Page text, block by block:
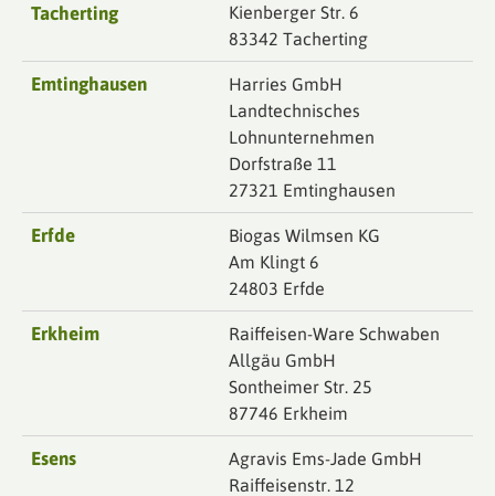
Tacherting
Kienberger Str. 6
83342 Tacherting
Emtinghausen
Harries GmbH
Landtechnisches
Lohnunternehmen
Dorfstraße 11
27321 Emtinghausen
Erfde
Biogas Wilmsen KG
Am Klingt 6
24803 Erfde
Erkheim
Raiffeisen-Ware Schwaben
Allgäu GmbH
Sontheimer Str. 25
87746 Erkheim
Esens
Agravis Ems-Jade GmbH
Raiffeisenstr. 12